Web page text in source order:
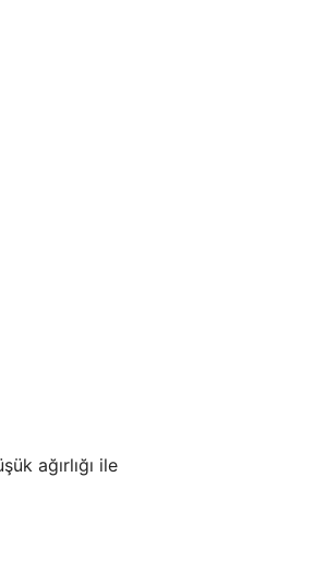
ağırlığı ile